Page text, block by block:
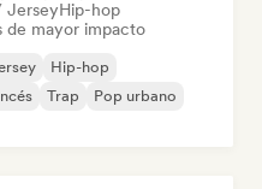
JerseyHip-hop
de mayor impacto
Hip-hop
Trap
Pop urbano